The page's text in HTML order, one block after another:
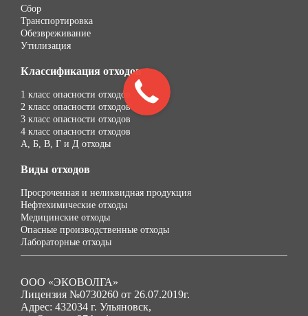
Сбор
Транспортировка
Обезвреживание
Утилизация
Классификация отходов
1 класс опасности отходов
2 класс опасности отходов
3 класс опасности отходов
4 класс опасности отходов
А, Б, В, Г и Д отходы
Виды отходов
Просроченная и неликвидная продукция
Нефтехимические отходы
Медицинские отходы
Опасные производственные отходы
Лабораторные отходы
ООО «ЭКОВОЛГА»
Лицензия №0730260 от 26.07.2019г.
Адрес: 432034 г. Ульяновск,